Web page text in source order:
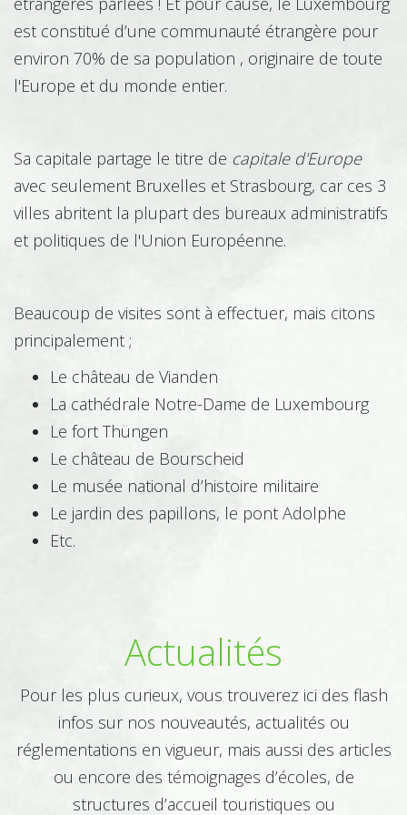
Foresterie - Sylviculture
Histoire – Culture
Hôtellerie - Restauration
Imprimerie - Graphisme
Mode
Paysagiste - Jardinerie
est constitué d’une communauté étrangère pour
environ 70% de sa population , originaire de toute
l'Europe et du monde entier.
Sa capitale partage le titre de capitale d'Europe
avec seulement Bruxelles et Strasbourg, car ces 3
villes abritent la plupart des bureaux administratifs
et politiques de l'Union Européenne.
Beaucoup de visites sont à effectuer, mais citons
principalement ;
Le château de Vianden
La cathédrale Notre-Dame de Luxembourg
Le fort Thüngen
Le château de Bourscheid
Le musée national d’histoire militaire
Le jardin des papillons, le pont Adolphe
Etc.
Actualités
Pour les plus curieux, vous trouverez ici des flash
infos sur nos nouveautés, actualités ou
réglementations en vigueur, mais aussi des articles
ou encore des témoignages d’écoles, de
structures d’accueil touristiques ou